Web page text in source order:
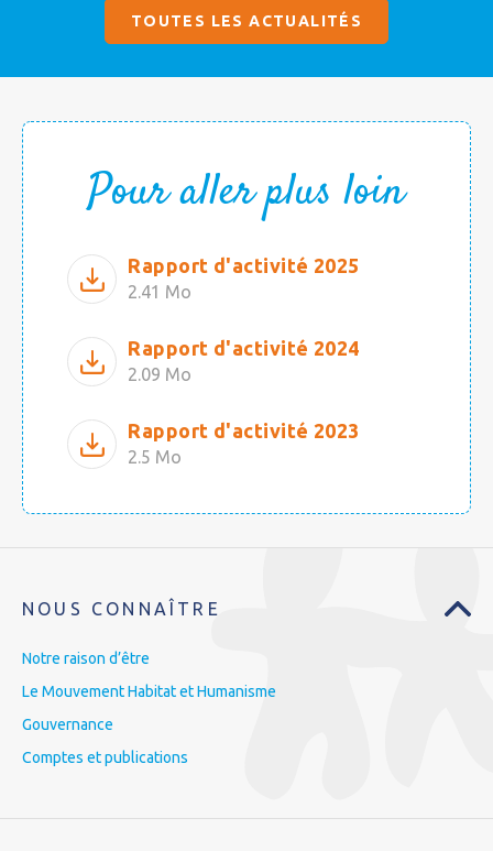
TOUTES LES ACTUALITÉS
Pour aller plus loin
Rapport d'activité 2025
2.41 Mo
Rapport d'activité 2024
2.09 Mo
Rapport d'activité 2023
2.5 Mo
NOUS CONNAÎTRE
Notre raison d’être
Le Mouvement Habitat et Humanisme
Gouvernance
Comptes et publications